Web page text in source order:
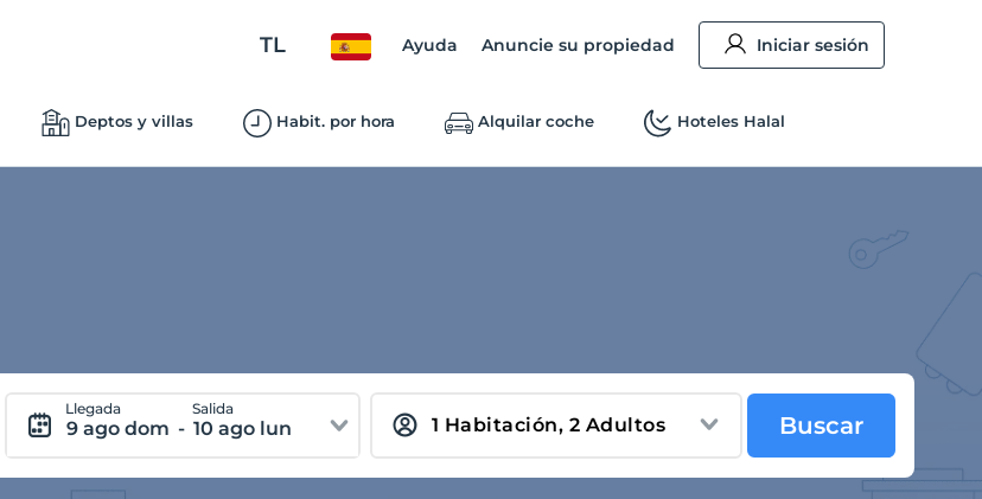
TL Ayuda Anuncie su propiedad Iniciar sesión
Deptos y villas Habit. por hora Alquilar coche Hoteles Halal
Llegada
9 ago dom -
Salida
10 ago lun Buscar